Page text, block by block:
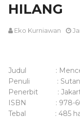
HILANG
Eko Kurniawan
Judul :
Penuli :
Penerbit : Jakarta:
ISBN : 978-
Tebal : 485